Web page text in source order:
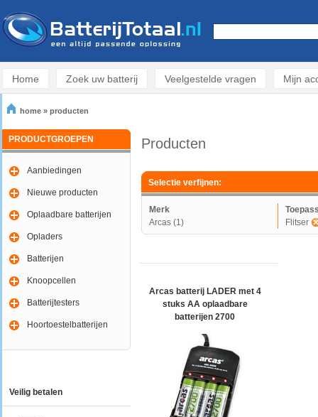
Home Zoek uw batterij Veelgestelde vragen Mijn
home » producten
PRODUCTGROEPEN
Aanbiedingen
Nieuwe producten
Oplaadbare batterijen
Opladers
Batterijen
Knoopcellen
Batterijtesters
Hoortoestelbatterijen
Veilig betalen
Producten
Selectie verfijnen:
Merk
Arcas (1)
Flitser
Arcas batterij LADER met 4
stuks AA oplaadbare
batterijen 2700